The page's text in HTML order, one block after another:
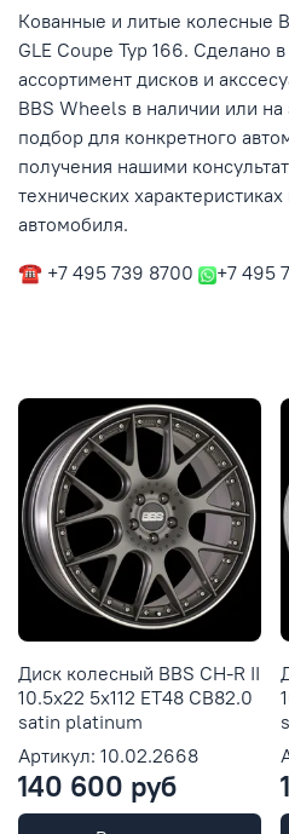
Кованные и литые колесные
GLE Coupe Typ 166. Сделано
ассортимент дисков и
BBS Wheels в наличии или
подбор для конкретного
получения нашими
технических
автомобиля.
☎ +7 495 739 8700
+7 495
Диск колесный BBS CH-R II
10.5x22 5x112 ET48 CB82.0
satin platinum
Артикул: 10.02.2668
140 600 руб